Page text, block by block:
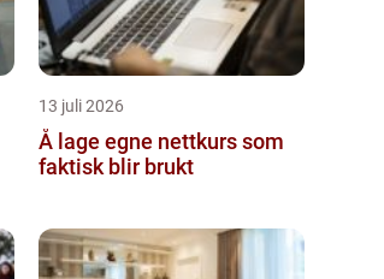
13 juli 2026
Å lage egne nettkurs som
faktisk blir brukt